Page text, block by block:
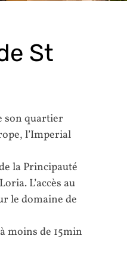
St
son quartier
l’Imperial
la Principauté
L’accès au
le domaine de
moins de 15min